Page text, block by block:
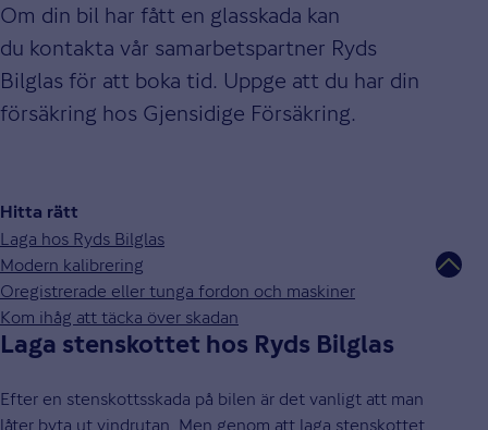
Om din bil har fått en glasskada kan
du kontakta vår samarbetspartner Ryds
Bilglas för att boka tid. Uppge att du har din
försäkring hos Gjensidige Försäkring.
Hitta rätt
Laga hos Ryds Bilglas
Modern kalibrering
Oregistrerade eller tunga fordon och maskiner
Kom ihåg att täcka över skadan
Laga stenskottet hos Ryds Bilglas
Efter en stenskottsskada på bilen är det vanligt att man
låter byta ut vindrutan. Men genom att laga stenskottet